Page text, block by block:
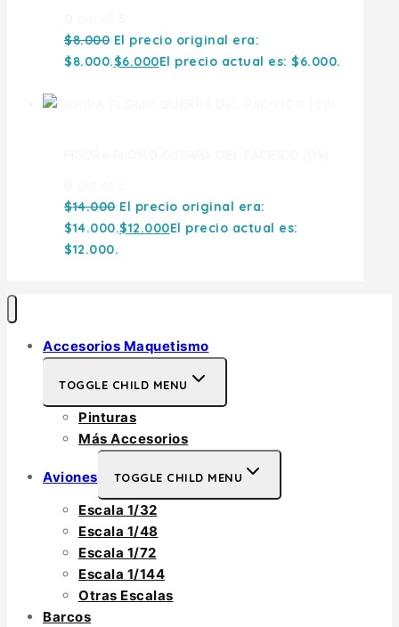
$8.000 El precio original era:
$8.000.$6.000El precio actual es: $6.000.
$14.000 El precio original era:
$14.000.$12.000El precio actual es:
$12.000.
Accesorios Maquetismo
TOGGLE CHILD MENU
Pinturas
Más Accesorios
Aviones TOGGLE CHILD MENU
Escala 1/32
Escala 1/48
Escala 1/72
Escala 1/144
Otras Escalas
Barcos